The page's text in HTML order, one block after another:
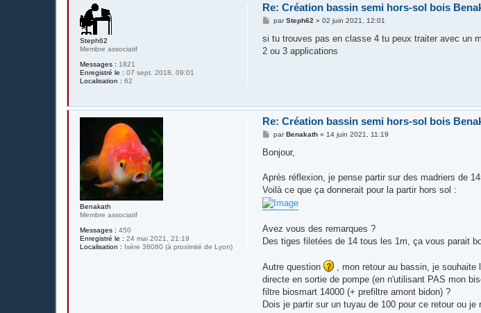
Steph62
Membre associatif
Messages : 1821
Enregistré le : 07 sept. 2018, 09:01
Localisation : 62
Re: Création bassin semi hors-sol bois
M
s
a
parSteph62 »02 juin 2021, 12:01
si tu trouves pas en classe 4 tu peux traiter avec un
2 ou 3 applications
Benakath
Membre associatif
Messages : 450
Enregistré le : 24 mai 2021, 21:19
Localisation : Isère 38080 (à proximité de Lyon)
Re: Création bassin semi hors-sol bois
M
s
g
parBenakath » 14 juin 2021, 11:19
Bonjour,
Après réflexion, je pense partir sur des madriers de
Voilà ce que ça donnerait pour la partir hors sol :
Avez vous des remarques ?
Des tiges filetées de 14 tous les 1m, ça vous parait
Autre question
, mon retour au bassin, je
directe en sortie de pompe (en n'utilisant PAS mon
filtre biosmart 14000 (+ prefiltre amont bidon) ?
Dois je partir sur un tuyau de 100 pour ce retour ou je